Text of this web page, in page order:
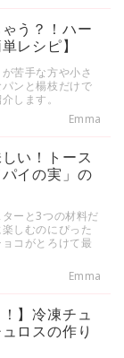
う？！ハー
レシピ】
苦手な方や小さ
ンと楊枝だけで
します。
Emma
い！トース
イの実」の
ーと3つの材料だ
しむのにぴった
コがとろけて最
Emma
】冷凍チュ
ロスの作り